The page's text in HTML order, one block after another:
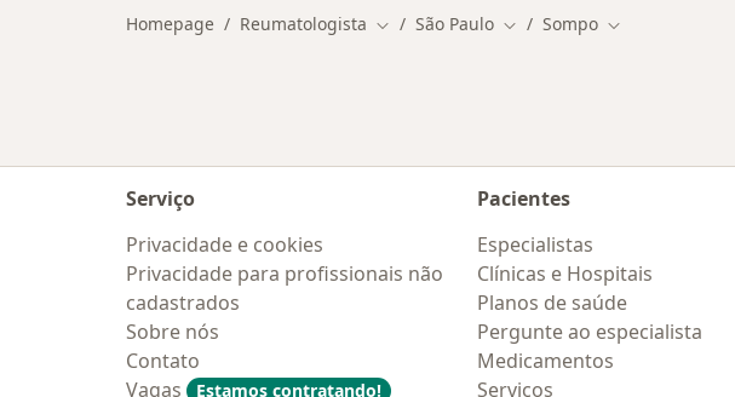
Homepage Reumatologista Mudar de cidade
São Paulo Mudar de cidade
Sompo Mudar de cidade
Serviço
Privacidade e cookies
Privacidade para profissionais não
cadastrados
Sobre nós
Contato
Vagas
Estamos contratando!
Pacientes
Especialistas
Clínicas e Hospitais
Planos de saúde
Pergunte ao especialista
Medicamentos
Serviços